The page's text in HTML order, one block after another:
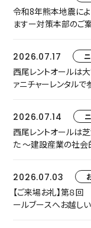
令和8年熊本地震に
ますー対策本部のご
2026.07.17
西尾レントオールは
ァニチャーレンタル
2026.07.14
西尾レントオールは
た ～建設産業の社会
2026.07.03
【ご来場お礼】第８
ールブースへお越し